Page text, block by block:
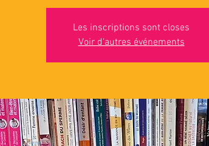
Les inscriptions sont closes
Voir d'autres événements